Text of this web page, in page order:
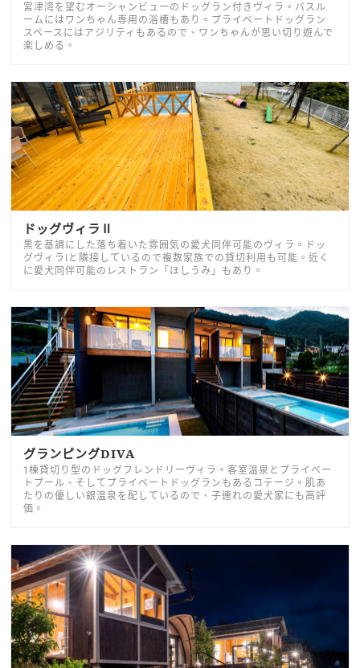
宮津湾を望むオーシャンビューのドッグラン付きヴィラ。バスル
ームにはワンちゃん専用の浴槽もあり。プライベートドッグラン
スペースにはアジリティもあるので、ワンちゃんが思い切り遊んで
楽しめる。
ドッグヴィラⅡ
黒を基調にした落ち着いた雰囲気の愛犬同伴可能のヴィラ。ドッ
グヴィラⅠと隣接しているので複数家族での貸切利用も可能。近く
に愛犬同伴可能のレストラン「ほしうみ」もあり。
グランピングDIVA
1棟貸切り型のドッグフレンドリーヴィラ。客室温泉とプライベー
トプール、そしてプライベートドッグランもあるコテージ。肌あ
たりの優しい銀温泉を配しているので、子連れの愛犬家にも高評
価。